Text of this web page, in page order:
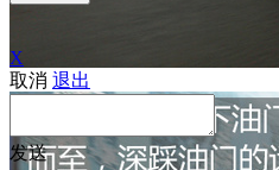
X
取消 退出
发送